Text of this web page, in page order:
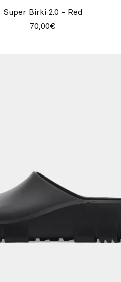
Super Birki 2.0 - Red
70,00€